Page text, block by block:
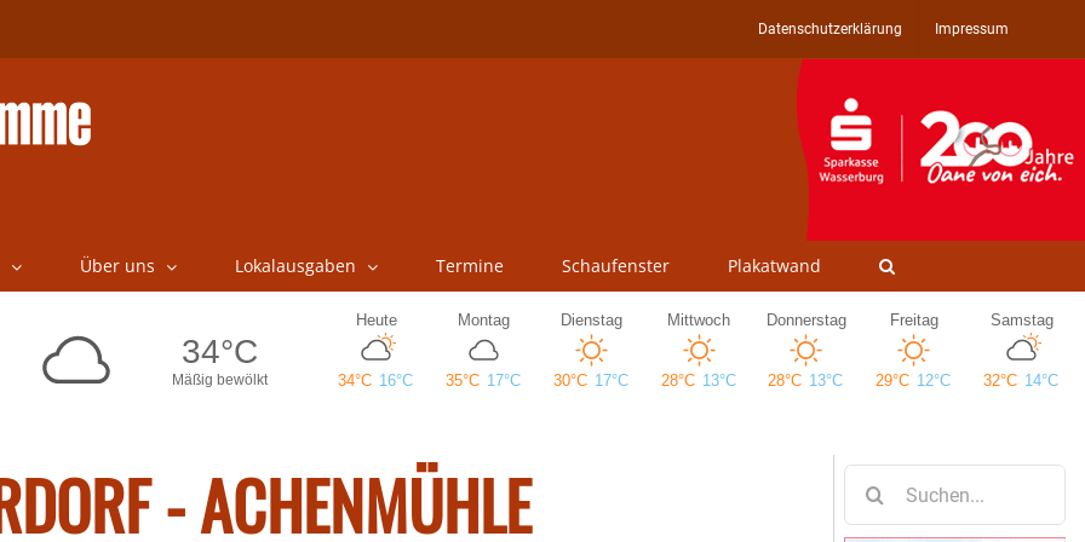
Datenschutzerklärung Impressum
Über uns Lokalausgaben Termine Schaufenster Plakatwand
- ACHENMÜHLE
nach: